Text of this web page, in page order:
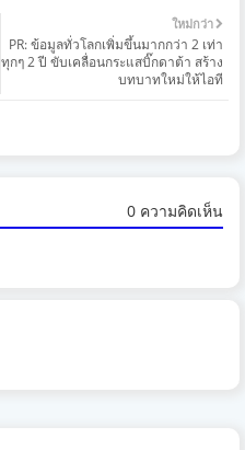
ใหม่กว่า
PR: ข้อมูลทั่วโลกเพิ่มขึ้นมากกว่า 2 เท่า
ทุกๆ 2 ปี ขับเคลื่อนกระแสบิ๊กดาต้า สร้าง
บทบาทใหม่ให้ไอที
0 ความคิดเห็น